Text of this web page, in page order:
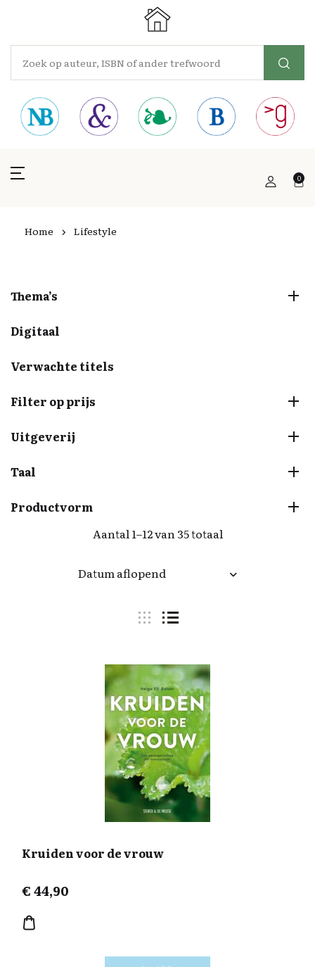
0
Home Lifestyle
Aantal 1–12 van 35 totaal
Datum aflopend
Kruiden voor de vrouw
€44,90
Thema’s
Digitaal
Verwachte titels
Filter op prijs
Uitgeverij
Taal
Productvorm